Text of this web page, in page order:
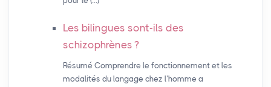
Les bilingues sont-ils des
schizophrènes ?
Résumé Comprendre le fonctionnement et les
modalités du langage chez l’homme a